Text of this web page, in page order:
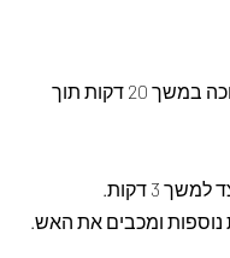
בסיר מכניסים את העגבניות, השום, פלפל חריף וסוכר ומבשלים על הגז בלהבה נמוכה במשך 20 דקות תוך
3 דקות.